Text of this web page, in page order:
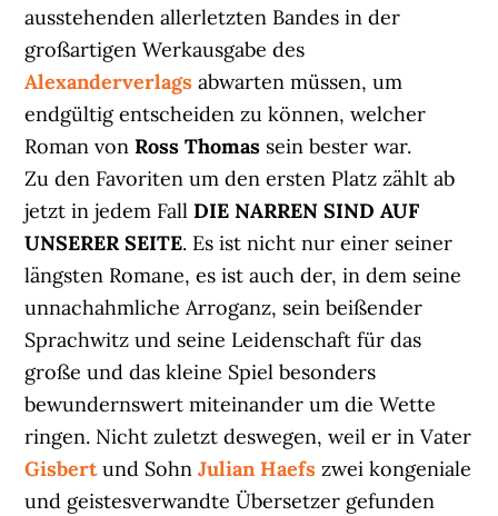
ausstehenden allerletzten Bandes in der
großartigen Werkausgabe des
Alexanderverlags abwarten müssen, um
endgültig entscheiden zu können, welcher
Roman vonRoss Thomas sein bester war.
Zu den Favoriten um den ersten Platz zählt ab
jetzt in jedem FallDIE NARREN SIND AUF
UNSERER SEITE. Es ist nicht nur einer seiner
längsten Romane, es ist auch der, in dem seine
unnachahmliche Arroganz, sein beißender
Sprachwitz und seine Leidenschaft für das
große und das kleine Spiel besonders
bewundernswert miteinander um die Wette
ringen. Nicht zuletzt deswegen, weil er in Vater
Gisbert und SohnJulian Haefs zwei kongeniale
und geistesverwandte Übersetzer gefunden